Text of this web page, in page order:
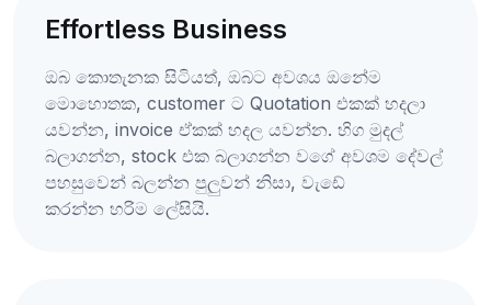
Effortless Business
ඔබ කොතැනක සිටියත්, ඔබට අවශය ඔනේම
මොහොතක, customer ට Quotation එකක් හදලා
යවන්න, invoice ඒකක් හදල යවන්න. හිග මුදල්
බලාගන්න, stock එක බලාගන්න වගේ අවශම දේවල්
පහසුවෙන් බලන්න පුලුවන් නිසා, වැඩේ
කරන්න හරිම ලේසියි.